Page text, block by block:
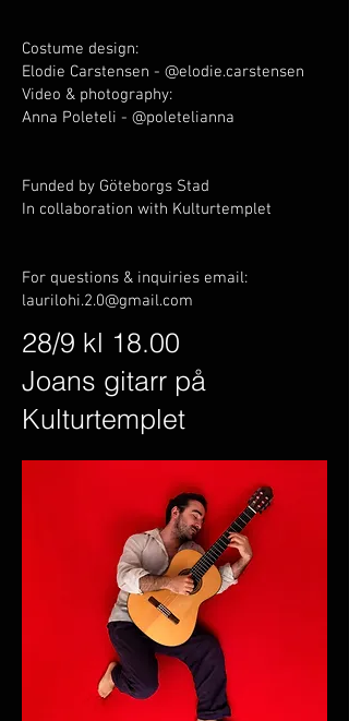
Costume design:
Elodie Carstensen - @elodie.carstensen
Video & photography:
Anna Poleteli - @poletelianna
Funded by Göteborgs Stad
In collaboration with Kulturtemplet
For questions & inquiries email:
laurilohi.2.0@gmail.com
28/9 kl 18.00
Joans gitarr på
Kulturtemplet